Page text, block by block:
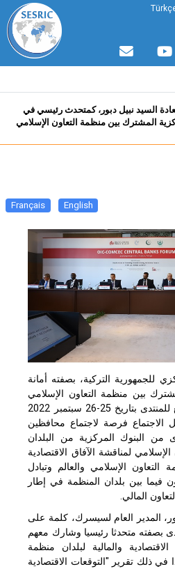
السيد نبيل دبور، كمتحدث رئيسي في
المشترك بين منظمة التعاون الإسلامي
English
Français
التركية، بصفته أمانة
بين منظمة التعاون الإسلامي
والكومسيك، الاجتماع الرابع للمنتدى بتاريخ 25-26 سبتمبر 2022
فرصة لاجتماع محافظين
البنوك المركزية من البلدان
لمناقشة الآفاق الاقتصادية
الإسلامي والعالم وتبادل
فيما بين بلدان المنظمة في إطار
المالي.
المدير العام لسيسرك، كلمة على
متحدثا رئيسيا وشارك معهم
والمالية لبلدان منظمة
ذلك تقرير "التوقعات الاقتصادية